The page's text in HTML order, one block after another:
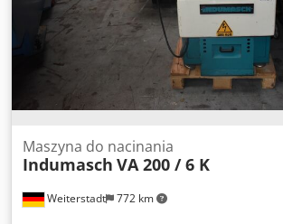
Weiterstadt 772 km
Maszyna do nacinania
Indumasch VA 200 / 6 K